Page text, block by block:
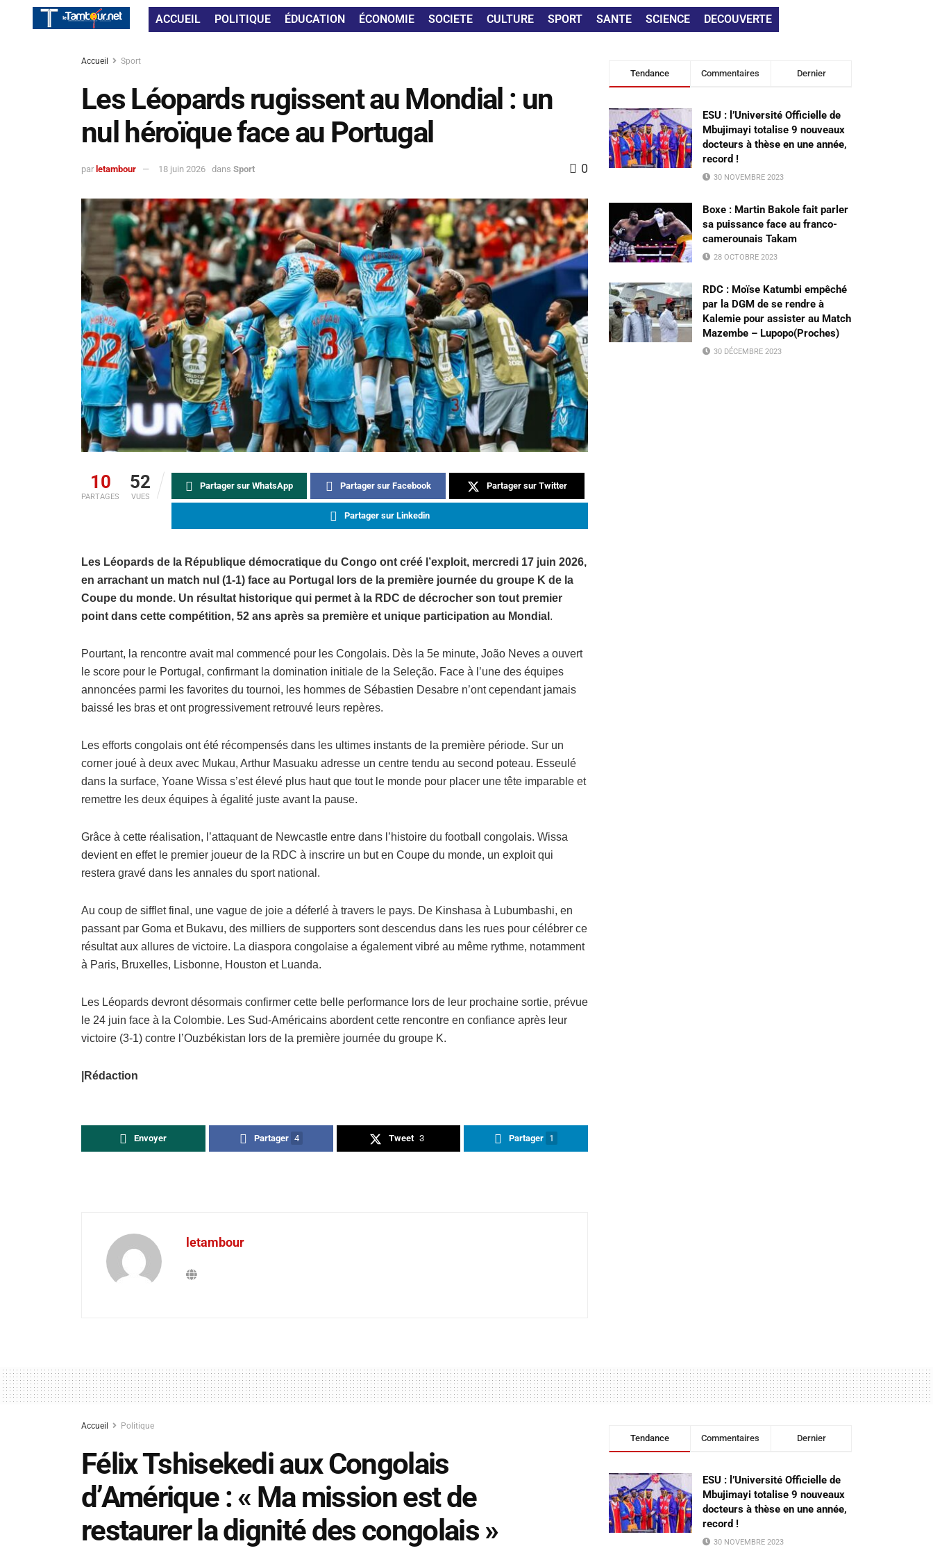
ACCUEIL POLITIQUE ÉDUCATION ÉCONOMIE SOCIETE CULTURE SPORT SANTE SCIENCE DECOUVERTE
Accueil Sport
Les Léopards rugissent au Mondial : un
nul héroïque face au Portugal
par letambour 18 juin 2026 dans Sport 0
10
PARTAGES
52
VUES
Partager sur WhatsApp Partager sur Facebook Partager sur Twitter
Partager sur Linkedin
Les Léopards de la République démocratique du Congo ont créé l’exploit, mercredi 17 juin 2026,
en arrachant un match nul (1-1) face au Portugal lors de la première journée du groupe K de la
Coupe du monde. Un résultat historique qui permet à la RDC de décrocher son tout premier
point dans cette compétition, 52 ans après sa première et unique participation au Mondial .
Pourtant, la rencontre avait mal commencé pour les Congolais. Dès la 5e minute, João Neves a ouvert
le score pour le Portugal, confirmant la domination initiale de la Seleção. Face à l’une des équipes
annoncées parmi les favorites du tournoi, les hommes de Sébastien Desabre n’ont cependant jamais
baissé les bras et ont progressivement retrouvé leurs repères.
Les efforts congolais ont été récompensés dans les ultimes instants de la première période. Sur un
corner joué à deux avec Mukau, Arthur Masuaku adresse un centre tendu au second poteau. Esseulé
dans la surface, Yoane Wissa s’est élevé plus haut que tout le monde pour placer une tête imparable et
remettre les deux équipes à égalité juste avant la pause.
Grâce à cette réalisation, l’attaquant de Newcastle entre dans l’histoire du football congolais. Wissa
devient en effet le premier joueur de la RDC à inscrire un but en Coupe du monde, un exploit qui
restera gravé dans les annales du sport national.
Au coup de sifflet final, une vague de joie a déferlé à travers le pays. De Kinshasa à Lubumbashi, en
passant par Goma et Bukavu, des milliers de supporters sont descendus dans les rues pour célébrer ce
résultat aux allures de victoire. La diaspora congolaise a également vibré au même rythme, notamment
à Paris, Bruxelles, Lisbonne, Houston et Luanda.
Les Léopards devront désormais confirmer cette belle performance lors de leur prochaine sortie, prévue
le 24 juin face à la Colombie. Les Sud-Américains abordent cette rencontre en confiance après leur
victoire (3-1) contre l’Ouzbékistan lors de la première journée du groupe K.
|Rédaction
Envoyer Partager 4 Tweet 3 Partager 1
letambour
Tendance Commentaires Dernier
ESU : l’Université Officielle de
Mbujimayi totalise 9 nouveaux
docteurs à thèse en une année,
record !
30 NOVEMBRE 2023
Boxe : Martin Bakole fait parler
sa puissance face au franco-
camerounais Takam
28 OCTOBRE 2023
RDC : Moïse Katumbi empêché
par la DGM de se rendre à
Kalemie pour assister au Match
Mazembe – Lupopo(Proches)
30 DÉCEMBRE 2023
Accueil Politique
Félix Tshisekedi aux Congolais
d’Amérique : « Ma mission est de
restaurer la dignité des congolais »
Tendance Commentaires Dernier
ESU : l’Université Officielle de
Mbujimayi totalise 9 nouveaux
docteurs à thèse en une année,
record !
30 NOVEMBRE 2023